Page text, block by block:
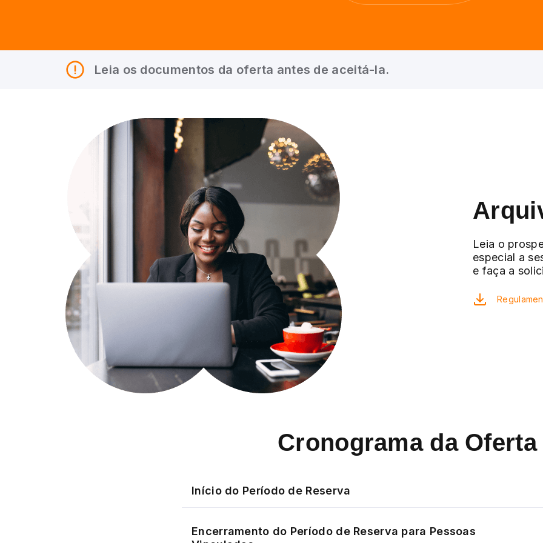
Leia os documentos da oferta antes de aceitá-la.
Leia o
especial a
e faça a
Cronograma da Oferta
Início do Período de Reserva
Encerramento do Período de Reserva para Pessoas